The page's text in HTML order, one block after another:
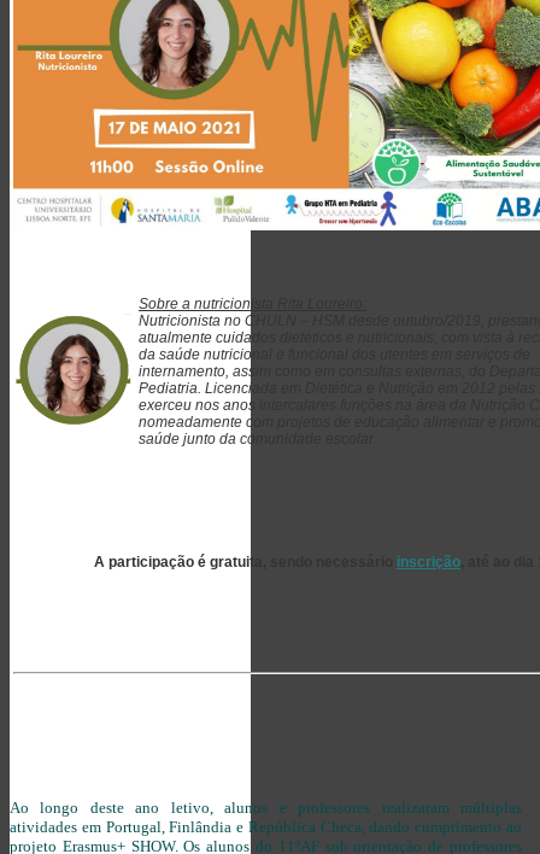
Sobre a nutricionista Rita Loureiro:
Nutricionista no CHULN – HSM desde outubro/2019,
atualmente cuidados dietéticos e nutricionais, com vista à
da saúde nutricional e funcional dos utentes em serviços de
internamento, assim como em consultas externas, do
Pediatria. Licenciada em Dietética e Nutrição em 2012 pelas
exerceu nos anos intercalares funções na área da Nutrição
nomeadamente com projetos de educação alimentar e
saúde junto da comunidade escola
A participação é gratuita, sendo necessário inscrição
Ao longo deste ano letivo, alunos e professores realizaram múltiplas
atividades em Portugal, Finlândia e República Checa, dando cumprimento ao
projeto Erasmus+ SHOW. Os alunos do 11ºAF sob orientação de professores